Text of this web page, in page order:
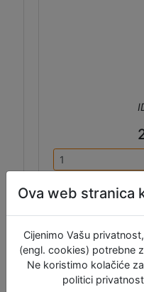
Ova web stranica
Cijenimo Vašu
(engl. cookies) potrebne
Ne koristimo kolačiće
politici